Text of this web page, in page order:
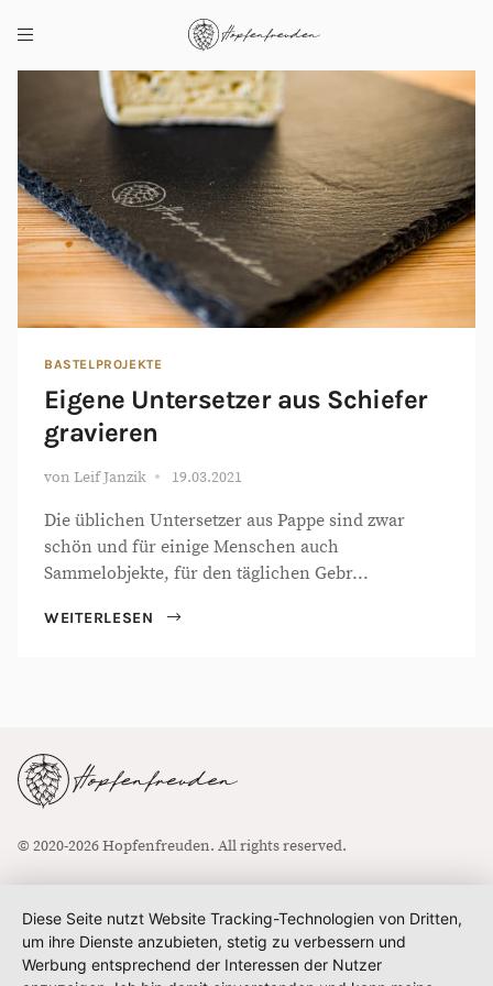
BASTELPROJEKTE
Eigene Untersetzer aus Schiefer
gravieren
von Leif Janzik 19.03.2021
Die üblichen Untersetzer aus Pappe sind zwar
schön und für einige Menschen auch
Sammelobjekte, für den täglichen Gebr...
WEITERLESEN
© 2020-2026 Hopfenfreuden. All rights reserved.
Diese Seite nutzt Website Tracking-Technologien von Dritten,
um ihre Dienste anzubieten, stetig zu verbessern und
Werbung entsprechend der Interessen der Nutzer